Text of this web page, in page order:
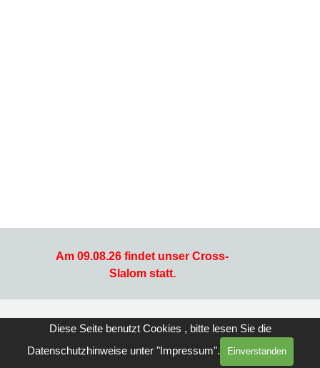
Am 09.08.26 findet unser Cross-
Slalom statt.
Diese Seite benutzt Cookies , bitte lesen Sie die
Datenschutzhinweise unter "Impressum".
Einverstanden